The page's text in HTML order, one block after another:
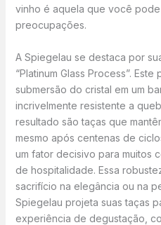
vinho é aquela que você
preocupações.
A Spiegelau se destaca por
“Platinum Glass Process”.
submersão do cristal em um
incrivelmente resistente a
resultado são taças que
mesmo após centenas de
um fator decisivo para muitos
de hospitalidade. Essa
sacrifício na elegância ou na
Spiegelau projeta suas taças
experiência de degustação,